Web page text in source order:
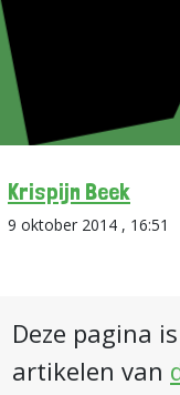
Krispijn Beek
9 oktober 2014 , 16:51
Deze pagina
artikelen van